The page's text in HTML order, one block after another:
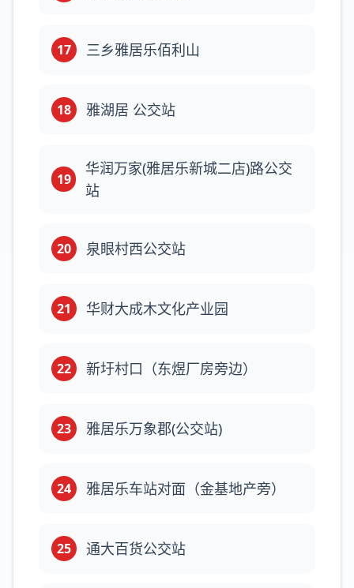
17 三乡雅居乐佰利山
18 雅湖居 公交站
19
华润万家(雅居乐新城二店)路公交
站
20 泉眼村西公交站
21 华财大成木文化产业园
22 新圩村口（东煜厂房旁边）
23 雅居乐万象郡(公交站)
24 雅居乐车站对面（金基地产旁）
25 通大百货公交站